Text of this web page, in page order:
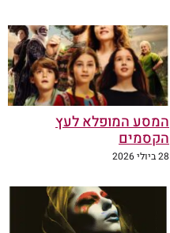
המסע המופלא לעץ
הקסמים
28 ביולי 2026